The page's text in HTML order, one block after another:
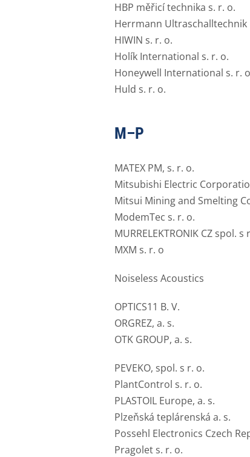
HBP měřicí technika s. r. o.
Herrmann Ultraschalltechnik
HIWIN s. r. o.
Holík International s. r. o.
Honeywell International s. r.
Huld s. r. o.
M–P
MATEX PM, s. r. o.
Mitsubishi Electric
Mitsui Mining and Smelting
ModemTec s. r. o.
MURRELEKTRONIK CZ spol. s
MXM s. r. o
Noiseless Acoustics
OPTICS11 B. V.
ORGREZ, a. s.
OTK GROUP, a. s.
PEVEKO, spol. s r. o.
PlantControl s. r. o.
PLASTOIL Europe, a. s.
Plzeňská teplárenská a. s.
Possehl Electronics Czech
Pragolet s. r. o.